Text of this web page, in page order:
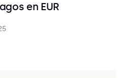
en EUR